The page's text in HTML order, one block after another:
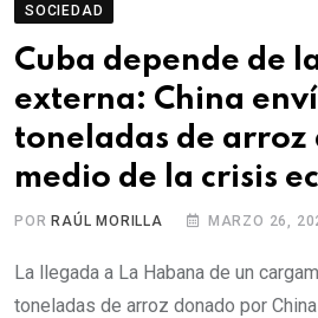
SOCIEDAD
Cuba depende de
externa: China
toneladas de arroz
medio de la crisis
POR RAÚL MORILLA MARZO 26,
La llegada a La Habana de un
toneladas de arroz donado por